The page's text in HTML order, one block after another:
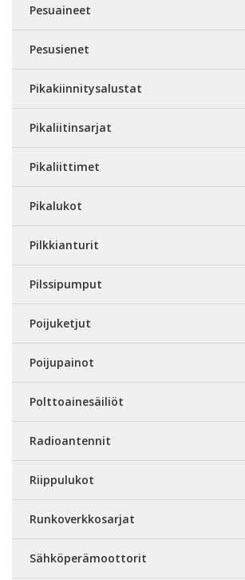
Pesuaineet
Pesusienet
Pikakiinnitysalustat
Pikaliitinsarjat
Pikaliittimet
Pikalukot
Pilkkianturit
Pilssipumput
Poijuketjut
Poijupainot
Polttoainesäiliöt
Radioantennit
Riippulukot
Runkoverkkosarjat
Sähköperämoottorit